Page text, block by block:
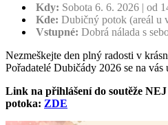
Kdy: Sobota 6. 6. 2026 | od
Kde: Dubičný potok (areál u
Vstupné: Dobrá nálada s
Nezmeškejte den plný radosti v
Pořadatelé Dubičády 2026 se na vás
Link na přihlášení do soutěže
potoka: ZDE